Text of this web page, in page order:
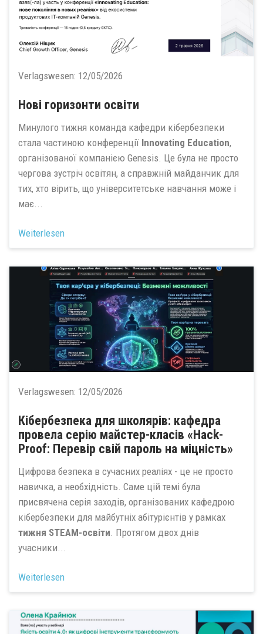
Verlagswesen: 12/05/2026
Нові горизонти освіти
Минулого тижня команда кафедри кібербезпеки
стала частиною конференції Innovating Education,
організованої компанією Genesis. Це була не просто
чергова зустріч освітян, а справжній майданчик для
тих, хто вірить, що університетське навчання може і
має...
Weiterlesen
Verlagswesen: 12/05/2026
Кібербезпека для школярів: кафедра
провела серію майстер-класів «Hack-
Proof: Перевір свій пароль на міцність»
Цифрова безпека в сучасних реаліях - це не просто
навичка, а необхідність. Саме цій темі була
присвячена серія заходів, організованих кафедрою
кібербезпеки для майбутніх абітурієнтів у рамках
тижня STEAM-освіти . Протягом двох днів
учасники...
Weiterlesen